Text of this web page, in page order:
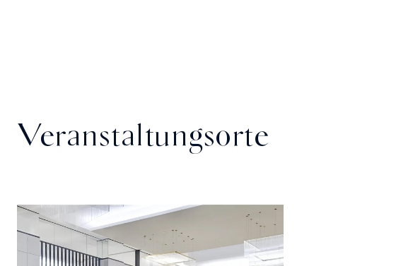
Veranstaltungsorte